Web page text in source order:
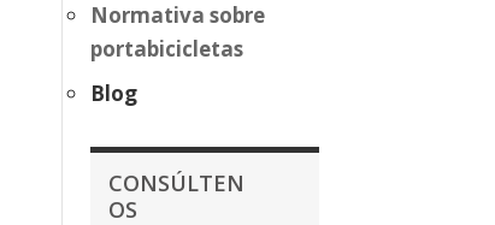
Normativa sobre
portabicicletas
Blog
CONSÚLTEN
OS